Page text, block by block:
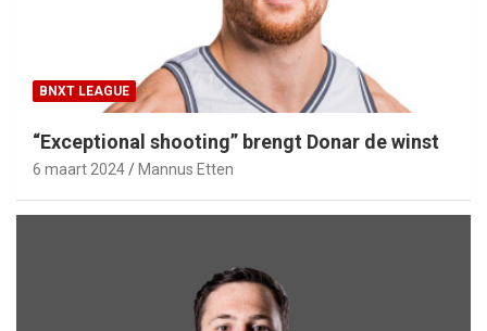
BNXT LEAGUE
“Exceptional shooting” brengt Donar de winst
6 maart 2024 Mannus Etten